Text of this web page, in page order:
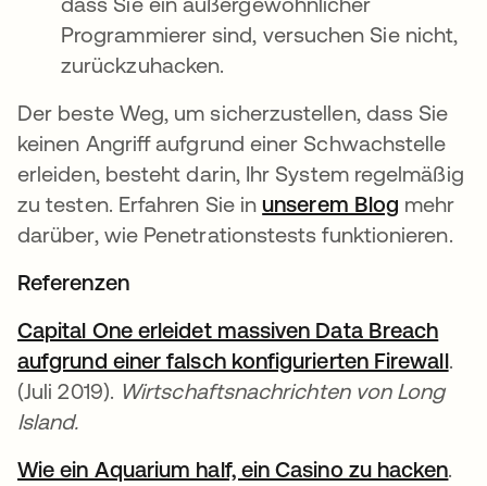
Programmierer sind, versuchen Sie nicht,
zurückzuhacken.
Der beste Weg, um sicherzustellen, dass Sie
keinen Angriff aufgrund einer Schwachstelle
erleiden, besteht darin, Ihr System regelmäßig
zu testen. Erfahren Sie inunserem Blog mehr
darüber, wie Penetrationstests funktionieren.
Referenzen
Capital One erleidet massiven Data Breach
aufgrund einer falsch konfigurierten Firewall.
(Juli 2019). Wirtschaftsnachrichten von Long
Island.
Wie ein Aquarium half, ein Casino zu hacken.